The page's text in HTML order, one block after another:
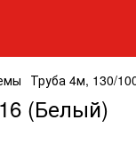
Труба 4м, 130/
(Белый)